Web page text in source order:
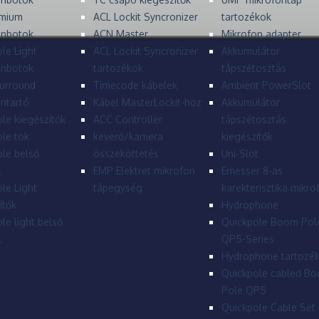
Light
kiegészítők
tok
belső
Light
light belső
ACL Lockit Syncronizer
ACN Master
ACL Lockit Syncronizer
tartozékok
Timecode kábelek
Kábel MasterLockit-hoz
ACC Controller
keverő/kamera
összeköttetés
EMP Elektret mikrofon
tápegység
tartozékok
Mikrofon adapter
Akkumulátor
tápszétosztás
Ambient PowerSlot
Akkumulátor
tápszétosztás
kiegészítők
Uni-Slot
Emesser 8-as
karekterisztika
Hydrophone
Quickpole Boom
QP5-Series
Hydrophone
Quickpole cabled
Pole QP5
Quickpole Cable Set